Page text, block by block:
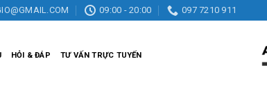
09:00 - 20:00 097 7210 911
HỎI & ĐÁP TƯ VẤN TRỰC TUYẾN